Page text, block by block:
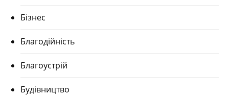
Бізнес
Благодійність
Благоустрій
Будівництво